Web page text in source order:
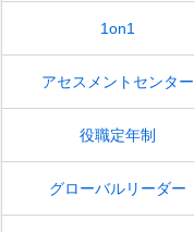
1on1
アセスメントセンター
役職定年制
グローバルリーダー